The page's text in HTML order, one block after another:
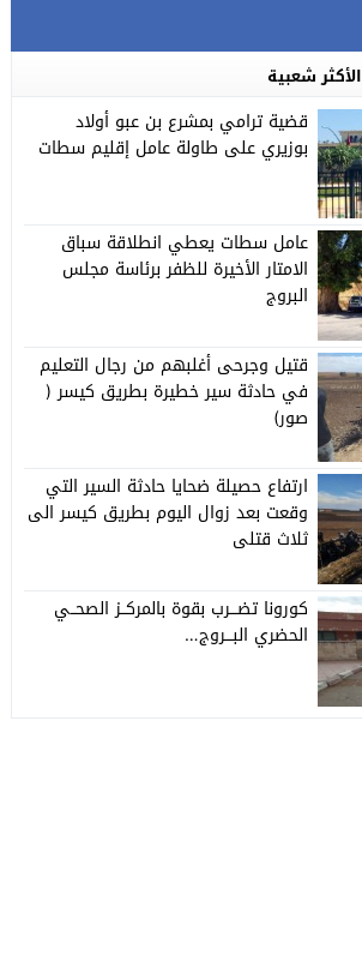
الأكثر شعبية
قضية ترامي بمشرع بن عبو أولاد
بوزيري على طاولة عامل إقليم سطات
عامل سطات يعطي انطلاقة سباق
الامتار الأخيرة للظفر برئاسة مجلس
البروج
قتيل وجرحى أغلبهم من رجال التعليم
في حادثة سير خطيرة بطريق كيسر (
صور)
ارتفاع حصيلة ضحايا حادثة السير التي
وقعت بعد زوال اليوم بطريق كيسر الى
ثلاث قتلى
كورونا تضـــرب بقوة بالمركــز الصحــي
الحضري البـــروج…